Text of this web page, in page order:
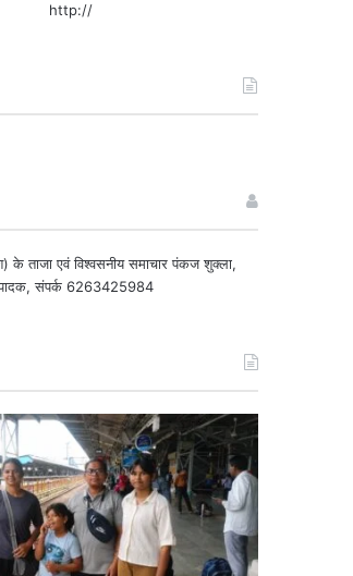
http://
के ताजा एवं विश्वसनीय समाचार पंकज शुक्ला,
संपर्क 6263425984